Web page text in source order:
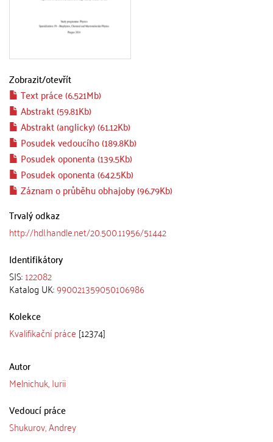
Zobrazit/otevřít
Text práce (6.521Mb)
Abstrakt (59.81Kb)
Abstrakt (anglicky) (61.12Kb)
Posudek vedoucího (189.8Kb)
Posudek oponenta (139.5Kb)
Posudek oponenta (642.5Kb)
Záznam o průběhu obhajoby (96.79Kb)
Trvalý odkaz
http://hdl.handle.net/20.500.11956/51442
Identifikátory
SIS:122082
Katalog UK:990021359050106986
Kolekce
Kvalifikační práce [12374]
Autor
Melnichuk, Iurii
Vedoucí práce
Shukurov, Andrey